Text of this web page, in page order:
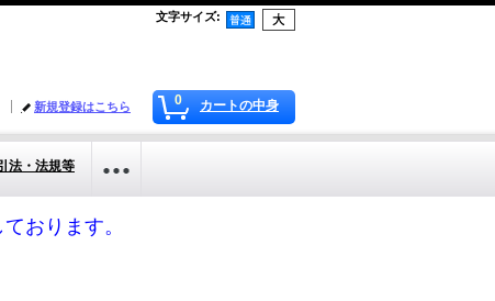
文字サイズ:
0 カートの中身
新規登録はこちら
法・法規等
おります。